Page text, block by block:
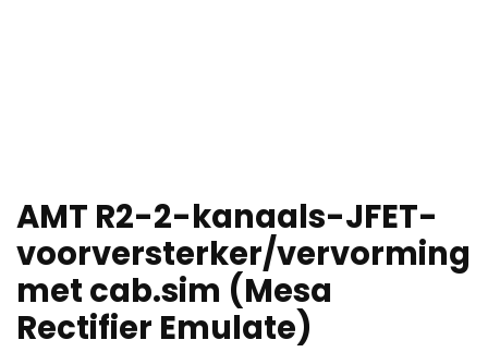
AMT R2-2-kanaals-JFET-
voorversterker/vervorming
met cab.sim (Mesa
Rectifier Emulate)